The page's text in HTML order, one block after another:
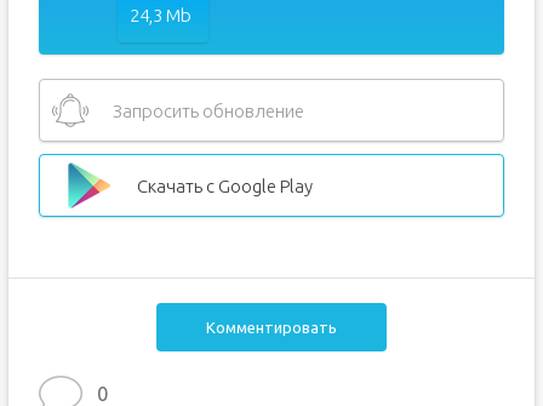
24,3 Mb
Запросить обновление
Скачать с Google Play
Комментировать
0